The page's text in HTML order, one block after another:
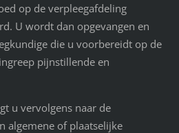
op de verpleegafdeling
U wordt dan opgevangen en
die u voorbereidt op de
pijnstillende en
u vervolgens naar de
algemene of plaatselijke